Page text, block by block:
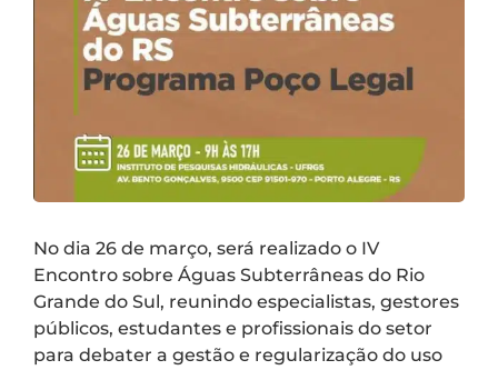
No dia 26 de março, será realizado o IV
Encontro sobre Águas Subterrâneas do Rio
Grande do Sul, reunindo especialistas, gestores
públicos, estudantes e profissionais do setor
para debater a gestão e regularização do uso